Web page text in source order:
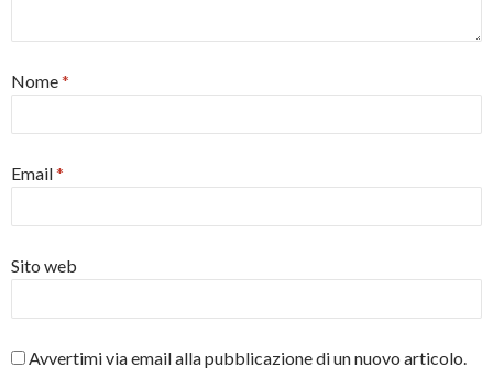
Nome*
Email*
Sito web
Avvertimi via email alla pubblicazione di un nuovo articolo.